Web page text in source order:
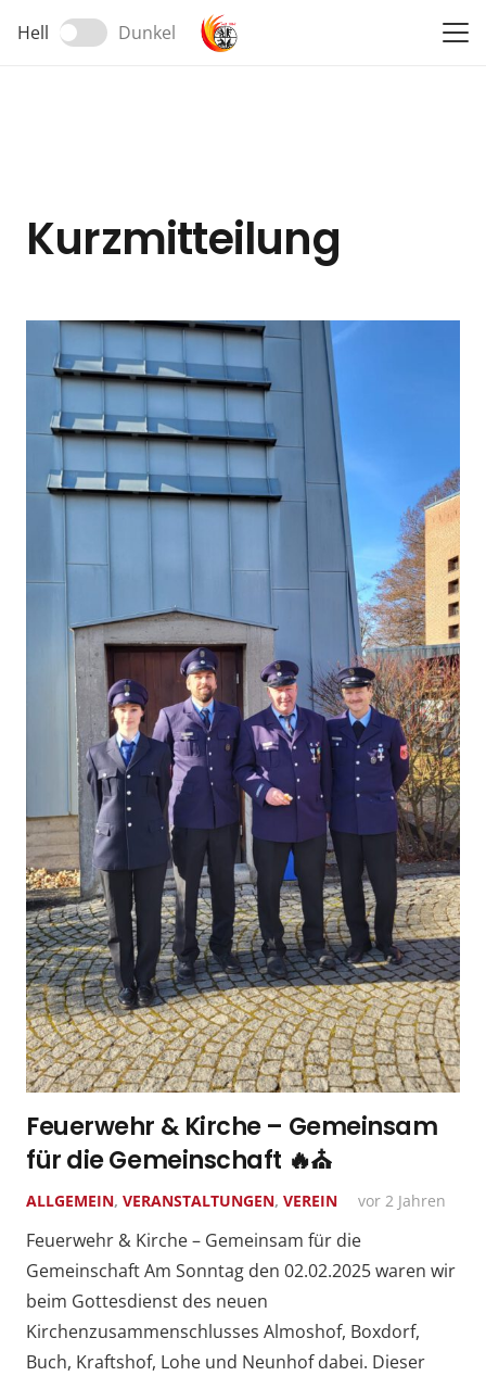
Hell Dunkel
Kurzmitteilung
Feuerwehr & Kirche – Gemeinsam
für die Gemeinschaft 🔥⛪️
ALLGEMEIN, VERANSTALTUNGEN, VEREIN vor 2 Jahren
Feuerwehr & Kirche – Gemeinsam für die
Gemeinschaft Am Sonntag den 02.02.2025 waren wir
beim Gottesdienst des neuen
Kirchenzusammenschlusses Almoshof, Boxdorf,
Buch, Kraftshof, Lohe und Neunhof dabei. Dieser